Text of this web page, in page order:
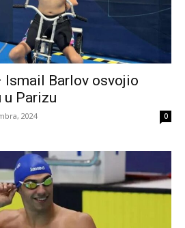
Ismail Barlov osvojio
u Parizu
2024 0